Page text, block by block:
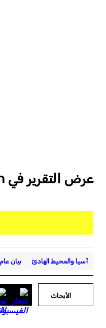
عرض التقرير في English
آسيا والمحيط الهادئ بيان عام
الأبحاث